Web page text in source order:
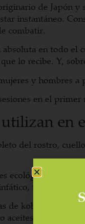
de Japón
instantáneo.
combatir.
absoluta en todo
lo recibe. Y,
y hombres a
en el
en
del rostro,
ecológicos y
tonifica los
de kobido
aceites o Tailam